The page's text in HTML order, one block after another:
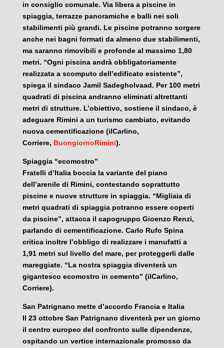
in consiglio comunale. Via libera a piscine in
spiaggia, terrazze panoramiche e balli nei soli
stabilimenti più grandi. Le piscine potranno sorgere
anche nei bagni formati da almeno due stabilimenti,
ma saranno rimovibili e profonde al massimo 1,80
metri. “Ogni piscina andrà obbligatoriamente
realizzata a scomputo dell’edificato esistente”,
spiega il sindaco Jamil Sadegholvaad. Per 100 metri
quadrati di piscina andranno eliminati altrettanti
metri di strutture. L’obiettivo, sostiene il sindaco, è
adeguare Rimini a un turismo cambiato, evitando
nuova cementificazione (ilCarlino,
Corriere, BuongiornoRimini).
Spiaggia “ecomostro”
Fratelli d’Italia boccia la variante del piano
dell’arenile di Rimini, contestando soprattutto
piscine e nuove strutture in spiaggia. “Migliaia di
metri quadrati di spiaggia potranno essere coperti
da piscine”, attacca il capogruppo Gioenzo Renzi,
parlando di cementificazione. Carlo Rufo Spina
critica inoltre l’obbligo di realizzare i manufatti a
1,91 metri sul livello del mare, per proteggerli dalle
mareggiate. “La nostra spiaggia diventerà un
gigantesco ecomostro in cemento” (ilCarlino,
Corriere).
San Patrignano mette d’accordo Francia e Italia
Il 23 ottobre San Patrignano diventerà per un giorno
il centro europeo del confronto sulle dipendenze,
ospitando un vertice internazionale promosso da